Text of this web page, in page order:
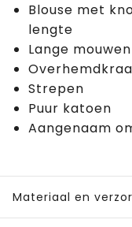
Blouse met
lengte
Lange
Strepen
Puur katoen
Aangenaam
Materiaal en